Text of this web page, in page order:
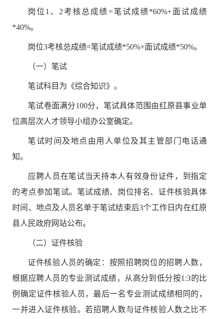
岗位 1 、 2考核总成绩=笔试成绩*60%+面试成绩
*40%。
岗位3考核总成绩=笔试成绩*50%+面试成绩*50%。
（一）笔试
笔试科目为《综合知识》。
笔试卷面满分100分，笔试具体范围由红原县事业单
位高层次人才领导小组办公室确定。
笔试时间及地点由用人单位及其主管部门电话通
知。
应聘人员在笔试当天持本人有效身份证件，到指定
的考点参加笔试。 笔试成绩、岗位排名、 证件核验具体
时间、地点及人员名单于笔试结束后3个工作日内在红原
县人民政府网站公布。
（二） 证件核验
证件核验人员的确定：按照招聘岗位的招聘人数，
根据应聘人员的专业测试成绩，从高分到低分按1:3的比
例确定证件核验人员，最后一名 专业测试成绩相同的，
一并进入证件核验。若招聘人数与证件核验人数之比不